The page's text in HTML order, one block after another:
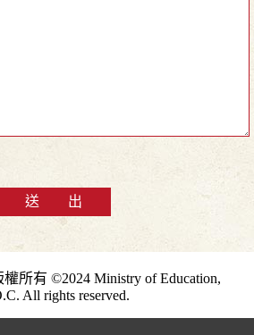
送 出
所有 ©2024 Ministry of Education,
All rights reserved.